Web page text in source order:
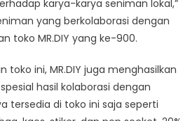
karya-karya seniman lokal,”
yang berkolaborasi dengan
toko MR.DIY yang ke-900.
toko ini, MR.DIY juga menghasilkan
hasil kolaborasi dengan
tersedia di toko ini saja seperti